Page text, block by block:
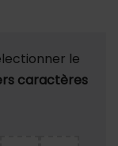
le
caractères